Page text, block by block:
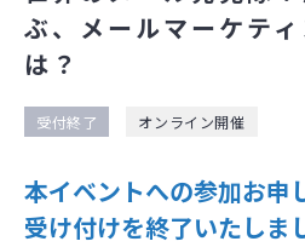
ぶ、メールマーケテ
は？
受付終了 オンライン開催
本イベントへの参加お申
受け付けを終了いたしま